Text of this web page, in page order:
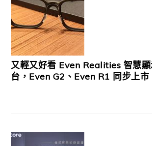
又輕又好看 Even Realities 智慧
台，Even G2、Even R1 同步上市